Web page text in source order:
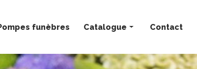
funèbres Catalogue
Bouquets personnalisés
Contact